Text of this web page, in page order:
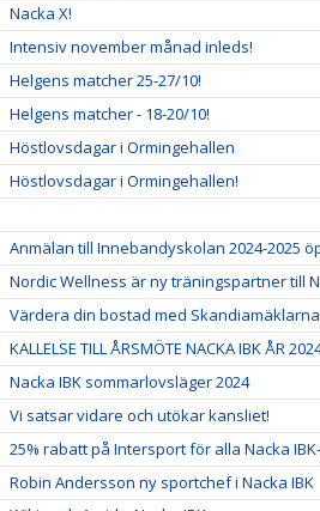
Nacka X!
Intensiv november månad inleds!
Helgens matcher 25-27/10!
Helgens matcher - 18-20/10!
Höstlovsdagar i Ormingehallen
Höstlovsdagar i Ormingehallen!
Anmälan till Innebandyskolan 2024-2025
Nordic Wellness är ny träningspartner till
Värdera din bostad med
KALLELSE TILL ÅRSMÖTE NACKA IBK ÅR
Nacka IBK sommarlovsläger 2024
Vi satsar vidare och utökar kansliet!
25% rabatt på Intersport för alla Nacka
Robin Andersson ny sportchef i Nacka IBK